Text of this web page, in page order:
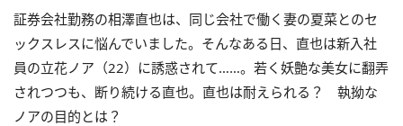
証券会社勤務の相澤直也は、同じ会社で働く妻の夏菜とのセ
ックスレスに悩んでいました。そんなある日、直也は新入社
員の立花ノア（22）に誘惑されて……。若く妖艶な美女に翻弄
されつつも、断り続ける直也。直也は耐えられる？ 執拗な
ノアの目的とは？